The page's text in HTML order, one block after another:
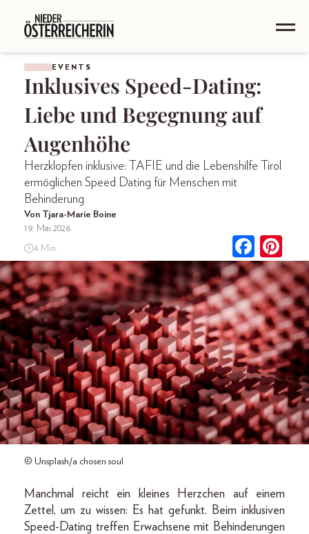
EVENTS
Inklusives Speed-Dating:
Liebe und Begegnung auf
Augenhöhe
Herzklopfen inklusive: TAFIE und die Lebenshilfe Tirol
ermöglichen Speed Dating für Menschen mit
Behinderung
Von Tjara-Marie Boine
19. Mai 2026
4 Min.
© Unsplash/a chosen soul
Manchmal reicht ein kleines Herzchen auf einem
Zettel, um zu wissen: Es hat gefunkt. Beim inklusiven
Speed-Dating treffen Erwachsene mit Behinderungen